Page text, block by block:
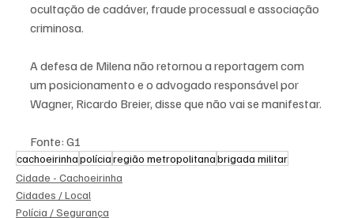
ocultação de cadáver, fraude processual e associação
criminosa.
A defesa de Milena não retornou a reportagem com
um posicionamento e o advogado responsável por
Wagner, Ricardo Breier, disse que não vai se manifestar.
Fonte: G1
cachoeirinhapolíciaregião metropolitanabrigada militar
Cidade - Cachoeirinha
Cidades / Local
Polícia / Segurança